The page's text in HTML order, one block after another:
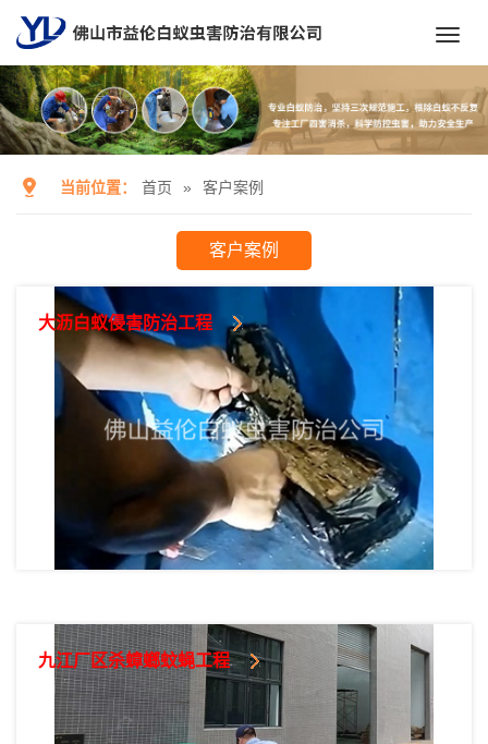
当前位置： 首页 » 客户案例
客户案例
大沥白蚁侵害防治工程
九江厂区杀蟑螂蚊蝇工程